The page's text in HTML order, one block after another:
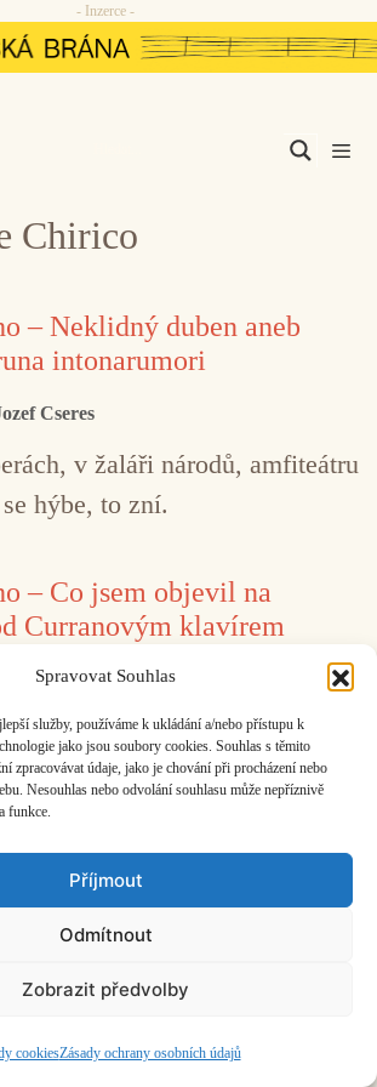
Spravovat Souhlas
služby, používáme k ukládání a/nebo přístupu k
jako jsou soubory cookies. Souhlas s těmito
zpracovávat údaje, jako je chování při procházení nebo
Nesouhlas nebo odvolání souhlasu může nepříznivě
funkce.
Příjmout
Odmítnout
Zobrazit předvolby
cookiesZásady ochrany osobních údajů
- Inzerce -
Chirico
– Neklidný duben aneb
intonarumori
Cseres
v žaláři národů, amfiteátru
hýbe, to zní.
– Co jsem objevil na
Curranovým klavírem
Jozef Cseres
1
HUDBĚ | vydáváHudební informační středisko
| Kontaktujte nás:
info@hisvoice.cz